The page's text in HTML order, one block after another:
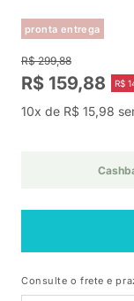
pronta entrega
R$ 299,88
R$ 159,88 R$
10x de R$ 15,98
Consulte o frete e